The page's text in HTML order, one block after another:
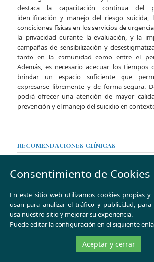
destaca la capacitación continua del
identificación y manejo del riesgo suicida,
condiciones físicas en los servicios de
la privacidad durante la evaluación, y la
campañas de sensibilización y
tanto en la comunidad como entre el
Además, es necesario adecuar los tiempos
brindar un espacio suficiente que
expresarse libremente y de forma segura.
podrá ofrecer una atención de mayor
prevención y el manejo del suicidio en
RECOMENDACIONES CLÍNICAS
servicios de urgencias, es fundamental seguir
en la protección del paciente, especialmente
alta presión.
En primer lugar, es imprescindible
una comunicación abierta y sincera,
paciente exprese sus pensamientos y
Consentimiento de Cookies
En este sitio web utilizamos cookies propias y
usan para analizar el tráfico y publicidad,
usa nuestro sitio y mejorar su experiencia.
Puede editar la configuración en el siguiente
Aceptar y cerrar